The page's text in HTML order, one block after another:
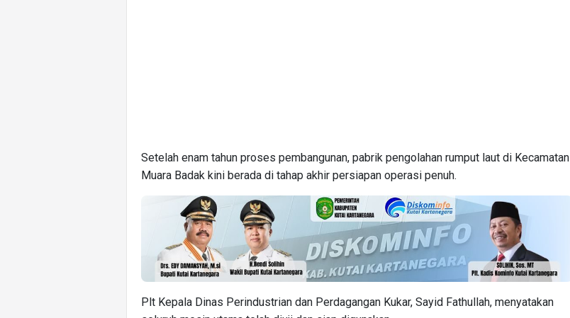
Setelah enam tahun proses pembangunan, pabrik pengolahan rumput laut di Kecamatan
Muara Badak kini berada di tahap akhir persiapan operasi penuh.
Plt Kepala Dinas Perindustrian dan Perdagangan Kukar, Sayid Fathullah, menyatakan